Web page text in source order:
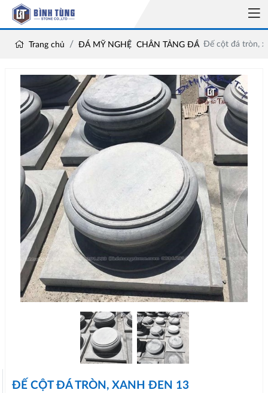
Trang chủ ĐÁ MỸ NGHỆ CHÂN TẢNG ĐÁ Đế cột đá tròn,
ĐẾ CỘT ĐÁ TRÒN, XANH ĐEN 13